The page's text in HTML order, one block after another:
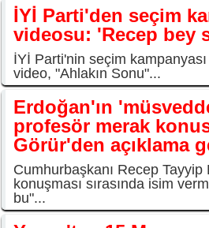
İYİ Parti'den seçim
videosu: 'Recep bey
İYİ Parti'nin seçim kampanyası
video, "Ahlakın Sonu"...
Erdoğan'ın
profesör merak
Görür'den açıklama
Cumhurbaşkanı Recep Tayyip
konuşması sırasında isim
bu"...